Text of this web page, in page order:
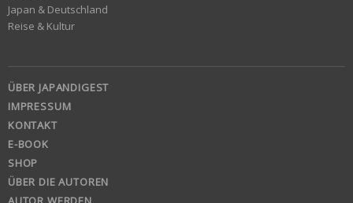
Japan & Deutschland
Reise & Kultur
ÜBER JAPANDIGEST
IMPRESSUM
KONTAKT
E-BOOK
SHOP
ÜBER DIE AUTOREN